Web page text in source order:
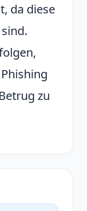
da diese
zu